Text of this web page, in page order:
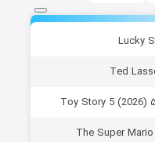
دانلود انیمیشن سوپر ماریو گلکسی The Super Mario